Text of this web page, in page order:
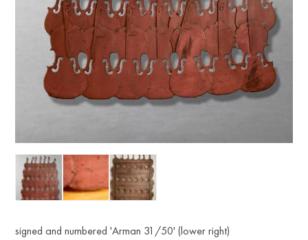
signed and numbered 'Arman 31/50' (lower right)